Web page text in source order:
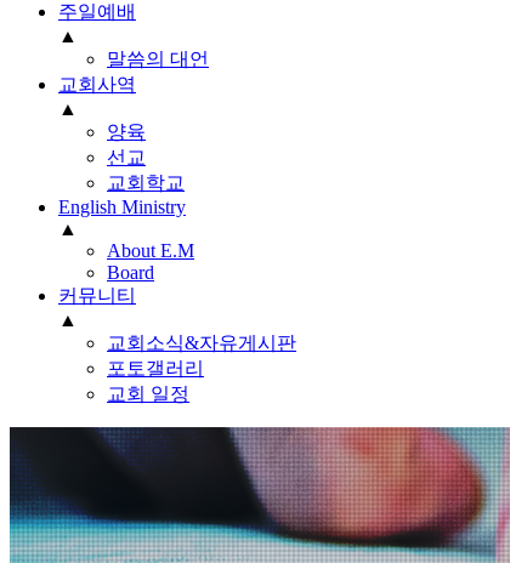
주일예배
▲
말씀의 대언
교회사역
▲
양육
선교
교회학교
English Ministry
▲
About E.M
Board
커뮤니티
▲
교회소식&자유게시판
포토갤러리
교회 일정